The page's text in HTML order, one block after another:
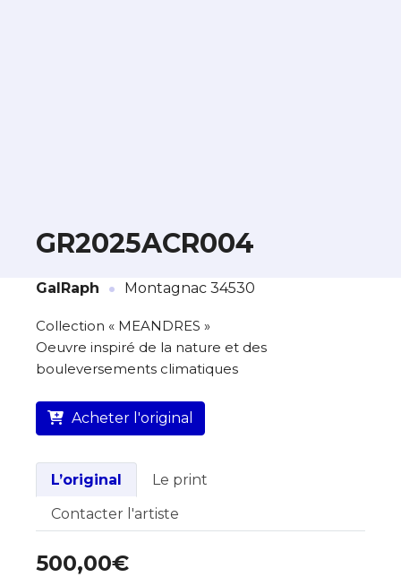
À propos de cette œuvre
L’artiste assume l’entière responsabilité
de cette annonce ainsi que la vente et
la livraison de l’œuvre originale.
Montagnac 34530
GR2025ACR004
GalRaph · Montagnac 34530
Collection « MEANDRES »
Oeuvre inspiré de la nature et des
bouleversements climatiques
Acheter l'original
L’original
Le print
Contacter l'artiste
500,00€